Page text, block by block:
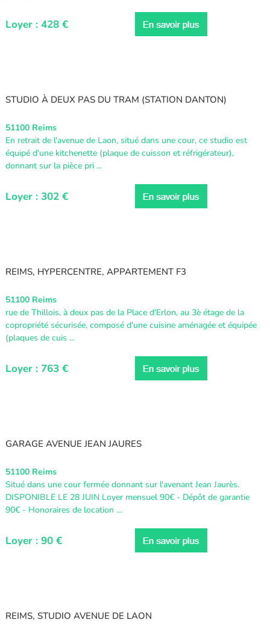
Loyer : 428 €
STUDIO À DEUX PAS DU TRAM (STATION DANTON)
51100 Reims
En retrait de l'avenue de Laon, situé dans une cour, ce studio est
équipé d'une kitchenette (plaque de cuisson et réfrigérateur),
donnant sur la pièce pri ...
Loyer : 302 €
REIMS, HYPERCENTRE, APPARTEMENT F3
51100 Reims
rue de Thillois, à deux pas de la Place d'Erlon, au 3è étage de la
copropriété sécurisée, composé d'une cuisine aménagée et équipée
(plaques de cuis ...
Loyer : 763 €
GARAGE AVENUE JEAN JAURES
51100 Reims
Situé dans une cour fermée donnant sur l'avenant Jean Jaurès.
DISPONIBLE LE 28 JUIN Loyer mensuel 90€ - Dépôt de garantie
90€ - Honoraires de location ...
Loyer : 90 €
REIMS, STUDIO AVENUE DE LAON